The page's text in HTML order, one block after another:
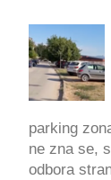
parking
ne zna se,
odbora